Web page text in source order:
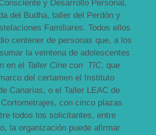
y Desarrollo Personal,
del Budha, taller del Perdón y
Familiares. Todos ellos
centener de personas que, a los
la veintena de adolescentes
en el Taller Cine con TIC, que
del certamen el Instituto
Canarias, o el Taller LEAC de
con cinco plazas
todos los solicitantes, entre
la organización puede afirmar